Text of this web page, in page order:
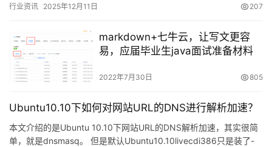
行业资讯 2025年12月11日 207
markdown+七牛云，让写文更容
易，应届毕业生java面试准备材料
2022年7月30日 805
Ubuntu10.10下如何对网站URL的DNS进行解析加速？
本文介绍的是Ubuntu 10.10下网站URL的DNS解析加速，其实很简
单，就是dnsmasq。 但是默认Ubuntu10.10livecdi386只是装了-